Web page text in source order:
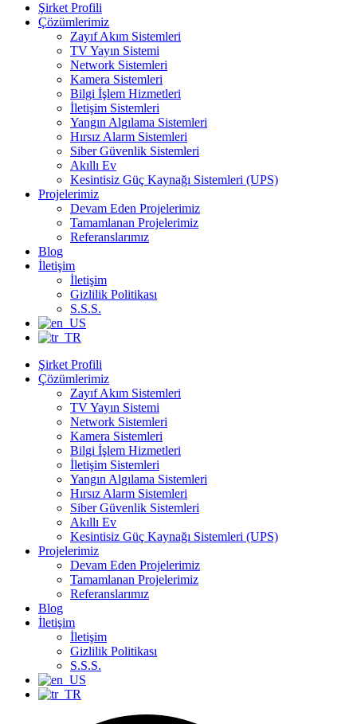
Şirket Profili
Çözümlerimiz
Zayıf Akım Sistemleri
TV Yayın Sistemi
Network Sistemleri
Kamera Sistemleri
Bilgi İşlem Hizmetleri
İletişim Sistemleri
Yangın Algılama Sistemleri
Hırsız Alarm Sistemleri
Siber Güvenlik Sistemleri
Akıllı Ev
Kesintisiz Güç Kaynağı Sistemleri (UPS)
Projelerimiz
Devam Eden Projelerimiz
Tamamlanan Projelerimiz
Referanslarımız
Blog
İletişim
İletişim
Gizlilik Politikası
S.S.S.
Şirket Profili
Çözümlerimiz
Zayıf Akım Sistemleri
TV Yayın Sistemi
Network Sistemleri
Kamera Sistemleri
Bilgi İşlem Hizmetleri
İletişim Sistemleri
Yangın Algılama Sistemleri
Hırsız Alarm Sistemleri
Siber Güvenlik Sistemleri
Akıllı Ev
Kesintisiz Güç Kaynağı Sistemleri (UPS)
Projelerimiz
Devam Eden Projelerimiz
Tamamlanan Projelerimiz
Referanslarımız
Blog
İletişim
İletişim
Gizlilik Politikası
S.S.S.